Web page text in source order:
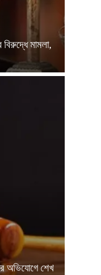
মামলা,
অভিযোগে শেখ